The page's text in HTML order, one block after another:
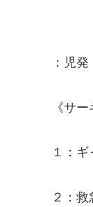
：児発
《サ
１：
２：